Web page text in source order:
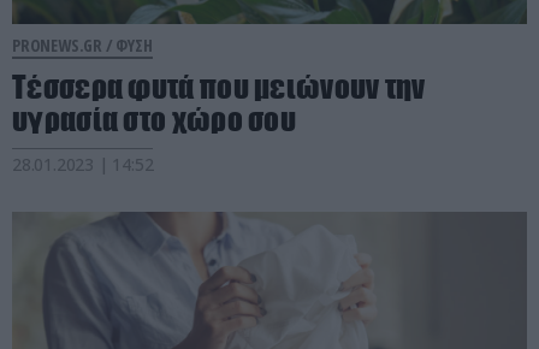
PRONEWS.GR / ΦΥΣΗ
Τέσσερα φυτά που μειώνουν την
υγρασία στο χώρο σου
28.01.2023 | 14:52